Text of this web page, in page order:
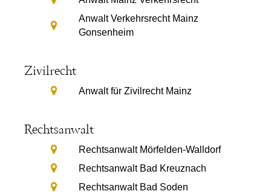
Anwalt Verkehrsrecht Mainz
Gonsenheim
Zivilrecht
Anwalt für Zivilrecht Mainz
Rechtsanwalt
Rechtsanwalt Mörfelden-Walldorf
Rechtsanwalt Bad Kreuznach
Rechtsanwalt Bad Soden